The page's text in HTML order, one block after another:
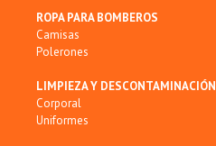
ROPA PARA BOMBEROS
Camisas
Polerones
LIMPIEZA Y DESCONTAMINACIÓN
Corporal
Uniformes